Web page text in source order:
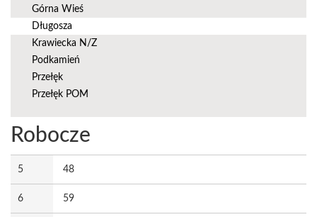
Górna Wieś
Długosza
Krawiecka N/Z
Podkamień
Przełęk
Przełęk POM
Robocze
5 48
6 59